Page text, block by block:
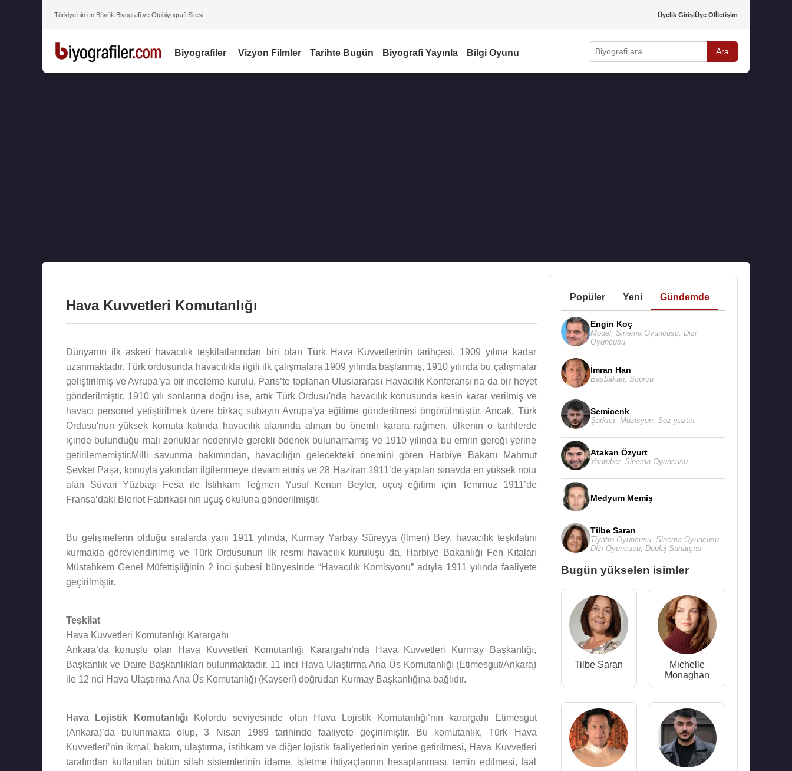
Türkiye’nin en Büyük Biyografi ve Otobiyografi Sitesi Üyelik GirişiÜye Olİletişim
Biyografiler Vizyon Filmler Tarihte Bugün Biyografi Yayınla Bilgi Oyunu Ara
Hava Kuvvetleri Komutanlığı
Dünyanın ilk askeri havacılık teşkilatlarından biri olan Türk Hava Kuvvetlerinin tarihçesi, 1909 yılına kadar
uzanmaktadır. Türk ordusunda havacılıkla ilgili ilk çalışmalara 1909 yılında başlanmış, 1910 yılında bu çalışmalar
geliştirilmiş ve Avrupa’ya bir inceleme kurulu, Paris’te toplanan Uluslararası Havacılık Konferansı'na da bir heyet
gönderilmiştir. 1910 yılı sonlarına doğru ise, artık Türk Ordusu'nda havacılık konusunda kesin karar verilmiş ve
havacı personel yetiştirilmek üzere birkaç subayın Avrupa’ya eğitime gönderilmesi öngörülmüştür. Ancak, Türk
Ordusu'nun yüksek komuta katında havacılık alanında alınan bu önemli karara rağmen, ülkenin o tarihlerde
içinde bulunduğu mali zorluklar nedeniyle gerekli ödenek bulunamamış ve 1910 yılında bu emrin gereği yerine
getirilememiştir.Milli savunma bakımından, havacılığın gelecekteki önemini gören Harbiye Bakanı Mahmut
Şevket Paşa, konuyla yakından ilgilenmeye devam etmiş ve 28 Haziran 1911’de yapılan sınavda en yüksek notu
alan Süvari Yüzbaşı Fesa ile İstihkam Teğmen Yusuf Kenan Beyler, uçuş eğitimi için Temmuz 1911’de
Fransa’daki Bleriot Fabrikası'nın uçuş okuluna gönderilmiştir.
Bu gelişmelerin olduğu sıralarda yani 1911 yılında, Kurmay Yarbay Süreyya (İlmen) Bey, havacılık teşkilatını
kurmakla görevlendirilmiş ve Türk Ordusunun ilk resmi havacılık kuruluşu da, Harbiye Bakanlığı Fen Kıtaları
Müstahkem Genel Müfettişliğinin 2 inci şubesi bünyesinde “Havacılık Komisyonu” adıyla 1911 yılında faaliyete
geçirilmiştir.
Teşkilat
Hava Kuvvetleri Komutanlığı Karargahı
Ankara’da konuşlu olan Hava Kuvvetleri Komutanlığı Karargahı’nda Hava Kuvvetleri Kurmay Başkanlığı,
Başkanlık ve Daire Başkanlıkları bulunmaktadır. 11 inci Hava Ulaştırma Ana Üs Komutanlığı (Etimesgut/Ankara)
ile 12 nci Hava Ulaştırma Ana Üs Komutanlığı (Kayseri) doğrudan Kurmay Başkanlığına bağlıdır.
Hava Lojistik Komutanlığı
Kolordu seviyesinde olan Hava Lojistik Komutanlığı’nın karargahı Etimesgut
(Ankara)’da bulunmakta olup, 3 Nisan 1989 tarihinde faaliyete geçirilmiştir. Bu komutanlık, Türk Hava
Kuvvetleri’nin ikmal, bakım, ulaştırma, istihkam ve diğer lojistik faaliyetlerinin yerine getirilmesi, Hava Kuvvetleri
tarafından kullanılan bütün silah sistemlerinin idame, işletme ihtiyaçlarının hesaplanması, temin edilmesi, faal
Popüler Yeni Gündemde
Engin Koç
Model, Sinema Oyuncusu, Dizi
Oyuncusu
İmran Han
Başbakan, Sporcu
Semicenk
Şarkıcı Müzisyen, Söz yazarı
Atakan Özyurt
Youtuber, Sinema Oyuncusu
Medyum Memiş
Tilbe Saran
Tiyatro Oyuncusu, Sinema Oyuncusu,
Dizi Oyuncusu, Dublaj Sanatçısı
Bugün yükselen isimler
Tilbe Saran
Michelle
Monaghan